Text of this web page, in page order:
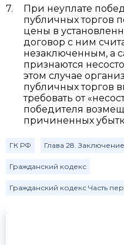
При неуплате
публичных торгов
цены в
договор с ним
незаключенным, а
признаются
этом случае
публичных торгов
требовать от
победителя
причиненных
ГК РФ Глава 28.
Гражданский кодекс
Гражданский кодекс Часть